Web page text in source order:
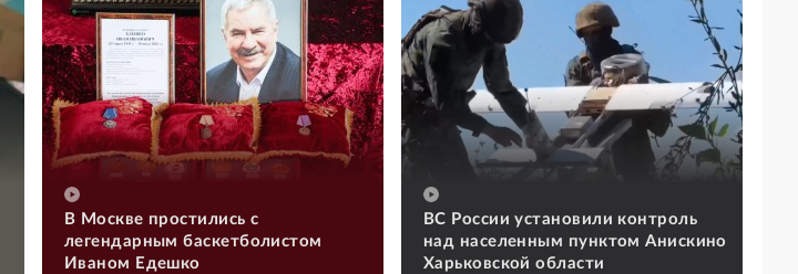
В Москве простились с
легендарным баскетболистом
Иваном Едешко
ВС России установили контроль
над населенным пунктом Анискино
Харьковской области